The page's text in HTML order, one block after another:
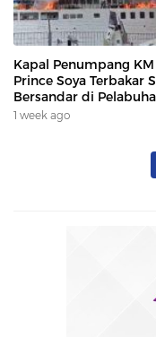
Kapal Penumpang KM
Prince Soya Terbakar
Bersandar di
Samarinda,
1 week ago